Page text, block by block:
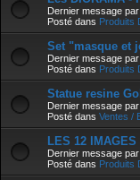
Dernier message par
Posté dans Produits
Set "masque et
Dernier message par
Posté dans Produits
Statue resine
Dernier message par
Posté dans Ventes /
LES 12
Dernier message par
Posté dans Produits